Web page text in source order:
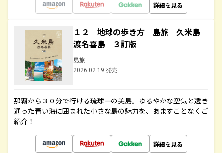
詳細を見る
１２ 地球の歩き方 島旅 久米島
渡名喜島 ３訂版
島旅
2026.02.19 発売
那覇から３０分で行ける琉球一の美島。ゆるやかな空気と透き
通った青い海に囲まれた小さな島の魅力を、あますことなくご
紹介！
詳細を見る